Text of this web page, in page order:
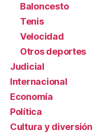
Baloncesto
Tenis
Velocidad
Otros deportes
Judicial
Internacional
Economía
Política
Cultura y diversión